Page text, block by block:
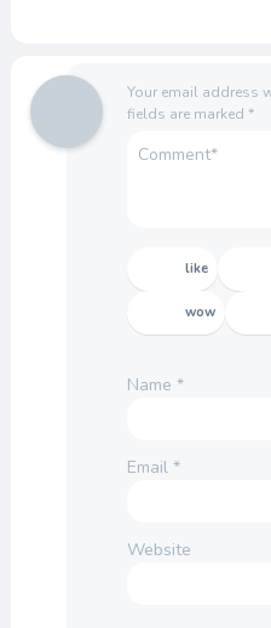
Your email address
fields are marked *
like
wow
Name *
Email *
Website